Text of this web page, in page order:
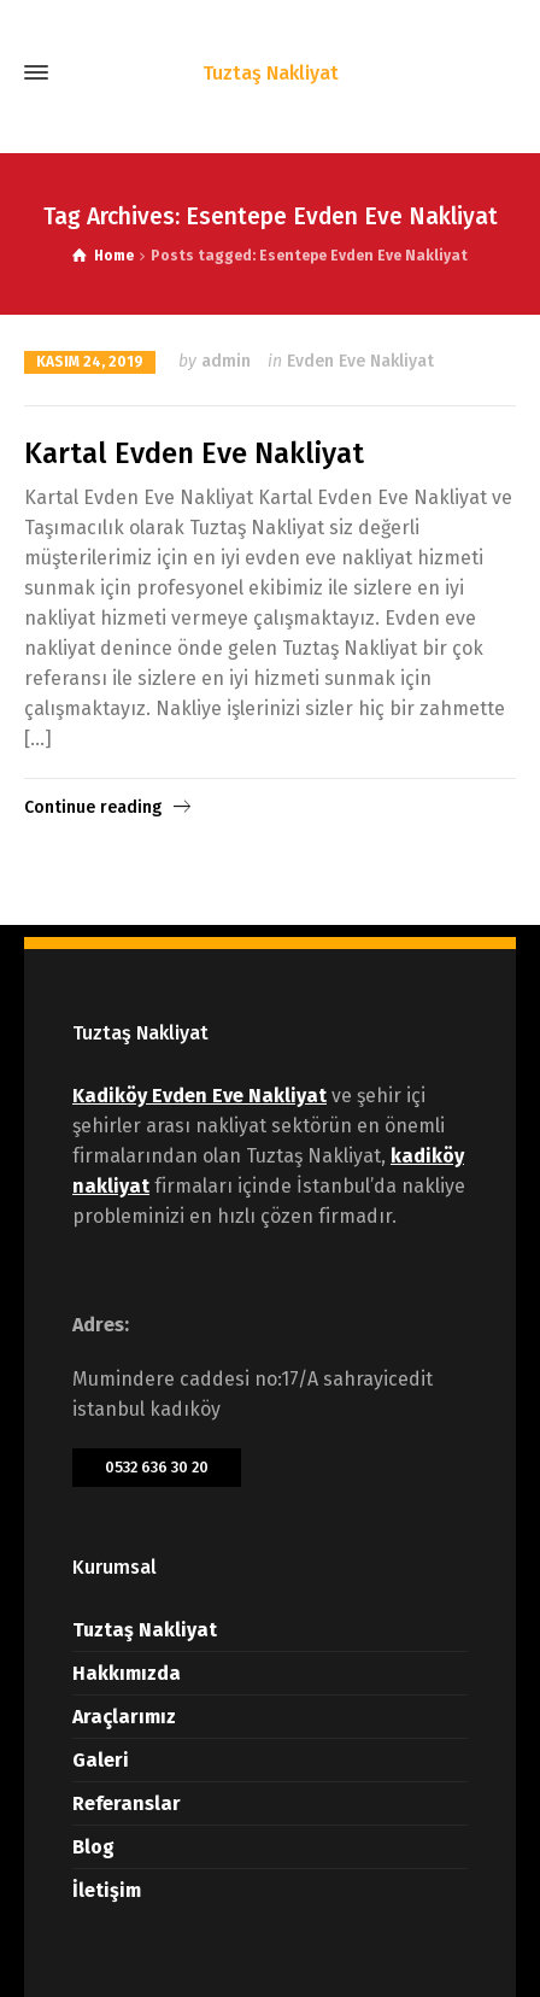
Tuztaş Nakliyat
Tag Archives: Esentepe Evden Eve Nakliyat
Home Posts tagged: Esentepe Evden Eve Nakliyat
KASIM 24, 2019 by admin in Evden Eve Nakliyat
Kartal Evden Eve Nakliyat
Kartal Evden Eve Nakliyat Kartal Evden Eve Nakliyat ve
Taşımacılık olarak Tuztaş Nakliyat siz değerli
müşterilerimiz için en iyi evden eve nakliyat hizmeti
sunmak için profesyonel ekibimiz ile sizlere en iyi
nakliyat hizmeti vermeye çalışmaktayız. Evden eve
nakliyat denince önde gelen Tuztaş Nakliyat bir çok
referansı ile sizlere en iyi hizmeti sunmak için
çalışmaktayız. Nakliye işlerinizi sizler hiç bir zahmette
[…]
Continue reading
Tuztaş Nakliyat
Kadiköy Evden Eve Nakliyat ve şehir içi
şehirler arası nakliyat sektörün en önemli
firmalarından olan Tuztaş Nakliyat, kadiköy
nakliyat firmaları içinde İstanbul’da nakliye
probleminizi en hızlı çözen firmadır.
Adres:
Mumindere caddesi no:17/A sahrayicedit
istanbul kadıköy
0532 636 30 20
Kurumsal
Tuztaş Nakliyat
Hakkımızda
Araçlarımız
Galeri
Referanslar
Blog
İletişim